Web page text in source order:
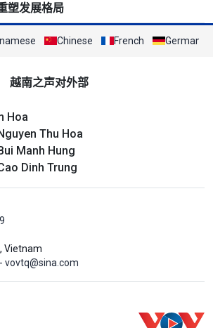
塑发展格局
Chinese French German
越南之声对外部
Hoa
Thu Hoa
Manh Hung
Dinh Trung
Vietnam
vovtq@sina.com